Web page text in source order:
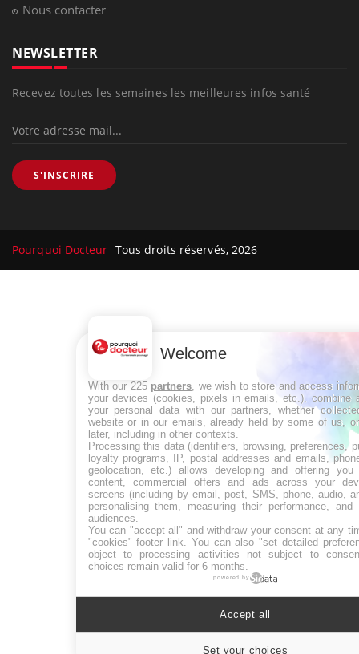
Nous contacter
NEWSLETTER
Recevez toutes les semaines les meilleures infos santé
S'INSCRIRE
Pourquoi Docteur Tous droits réservés, 2026
Welcome
With our 225 partners , we wish to store and access
your devices (cookies, pixels in emails, etc.), combine
your personal data with our partners, whether
website or in our emails, already held by some of us,
later, including in other contexts.
Processing this data (identifiers, browsing, preferences,
loyalty programs, IP, postal addresses and emails,
geolocation, etc.) allows developing and offering you
content, commercial offers and ads across your
screens (including by email, post, SMS, phone, audio,
personalising them, measuring their performance, and
audiences.
You can "accept all" and withdraw your consent at any
"cookies" footer link . You can also "set detailed
object to processing activities not subject to
choices remain valid for 6 months.
powered by
Set your choices
Accept all